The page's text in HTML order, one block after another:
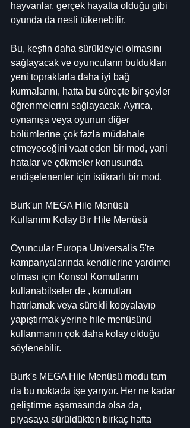
hayvanlar, gerçek hayatta olduğu gibi
oyunda da nesli tükenebilir.
Bu, keşfin daha sürükleyici olmasını
sağlayacak ve oyuncuların buldukları
yeni topraklarla daha iyi bağ
kurmalarını, hatta bu süreçte bir şeyler
öğrenmelerini sağlayacak. Ayrıca,
oynanışa veya oyunun diğer
bölümlerine çok fazla müdahale
etmeyeceğini vaat eden bir mod, yani
hatalar ve çökmeler konusunda
endişelenenler için istikrarlı bir mod.
Burk'un MEGA Hile Menüsü
Kullanımı Kolay Bir Hile Menüsü
Oyuncular Europa Universalis 5'te
kampanyalarında kendilerine yardımcı
olması için Konsol Komutlarını
kullanabilseler de , komutları
hatırlamak veya sürekli kopyalayıp
yapıştırmak yerine hile menüsünü
kullanmanın çok daha kolay olduğu
söylenebilir.
Burk's MEGA Hile Menüsü modu tam
da bu noktada işe yarıyor. Her ne kadar
geliştirme aşamasında olsa da,
piyasaya sürüldükten birkaç hafta